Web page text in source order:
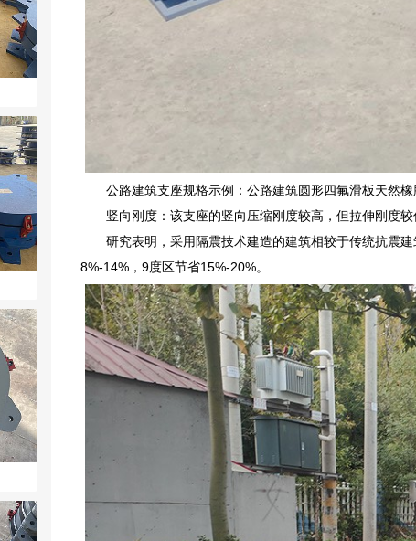
公路建筑支座规格示例：公路建筑圆形四氟滑板天然
竖向刚度：该支座的竖向压缩刚度较高，但拉伸刚度
研究表明，采用隔震技术建造的建筑相较于传统抗震
8%-14%，9度区节省15%-20%。